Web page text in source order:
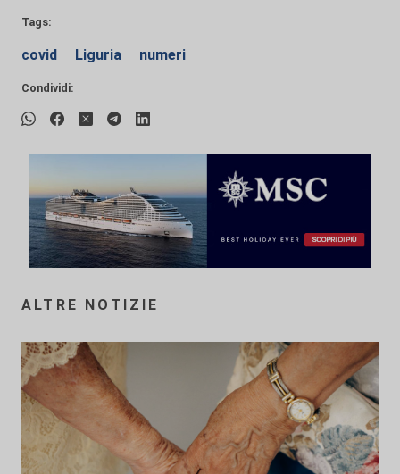
Tags:
covid Liguria numeri
Condividi:
ALTRE NOTIZIE